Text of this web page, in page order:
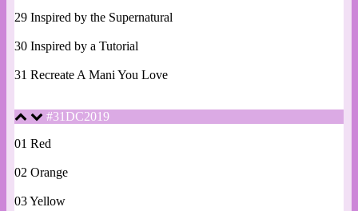
29 Inspired by the Supernatural
30 Inspired by a Tutorial
31 Recreate A Mani You Love
#31DC2019
01 Red
02 Orange
03 Yellow